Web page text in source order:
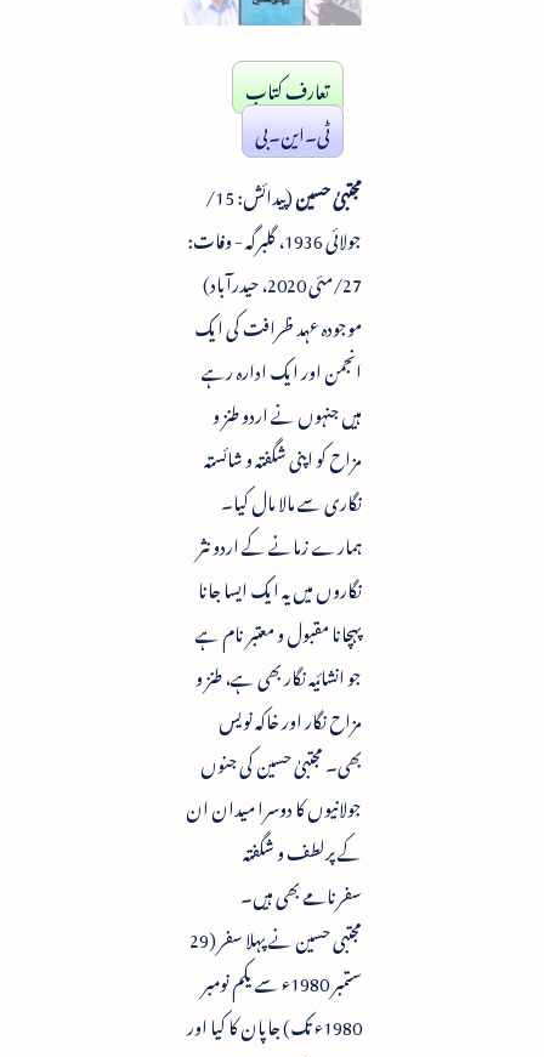
تعارف کتاب
ٹی۔این۔بی
مجتبیٰ حسین
(پیدائش: 15/
جولائی 1936، گلبرگہ - وفات:
27/مئی 2020، حیدرآباد)
موجودہ عہد ظرافت کی ایک
انجمن اور ایک ادارہ رہے
ہیں جنہوں نے اردو طنز و
مزاح کو اپنی شگفتہ و شائستہ
نگاری سے مالا مال کیا۔
ہمارے زمانے کے اردو نثر
نگاروں میں یہ ایک ایسا جانا
پہچانا مقبول و معتبر نام ہے
جو انشائیہ نگار بھی ہے، طنز و
مزاح نگار اور خاکہ نویس
بھی۔ مجتبیٰ حسین کی جنوں
جولانیوں کا دوسرا میدان ان
کے پرلطف و شگفتہ
سفرنامے بھی ہیں۔
مجتبی حسین نے پہلا سفر (29
ستمبر 1980ء سے یکم نومبر
1980ء تک) جاپان کا کیا اور